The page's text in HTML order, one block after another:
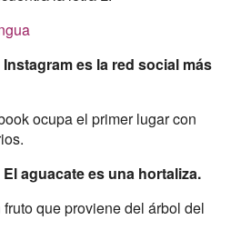
es la red social más
ocupa el primer lugar con
aguacate es una hortaliza.
que proviene del árbol del